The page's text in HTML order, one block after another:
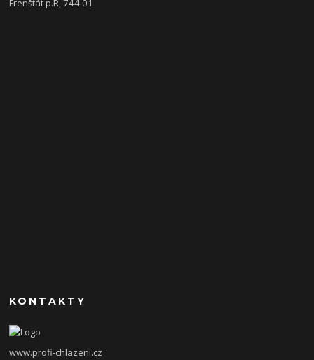
Frenštát p.R, 744 01
KONTAKTY
www.profi-chlazeni.cz